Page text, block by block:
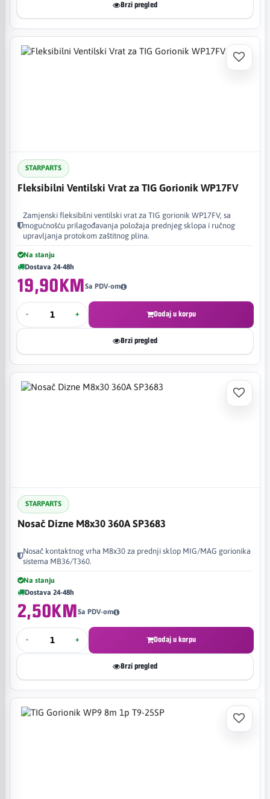
Brzi pregled
STARPARTS
Fleksibilni Ventilski Vrat za TIG Gorionik WP17FV
Zamjenski fleksibilni ventilski vrat za TIG gorionik WP17FV, sa
mogućnošću prilagođavanja položaja prednjeg sklopa i ručnog
upravljanja protokom zaštitnog plina.
Na stanju
Dostava 24-48h
19,90KMSa PDV-om
- + Dodaj u korpu
Brzi pregled
STARPARTS
Nosač Dizne M8x30 360A SP3683
Nosač kontaktnog vrha M8x30 za prednji sklop MIG/MAG gorionika
sistema MB36/T360.
Na stanju
Dostava 24-48h
2,50KMSa PDV-om
- + Dodaj u korpu
Brzi pregled